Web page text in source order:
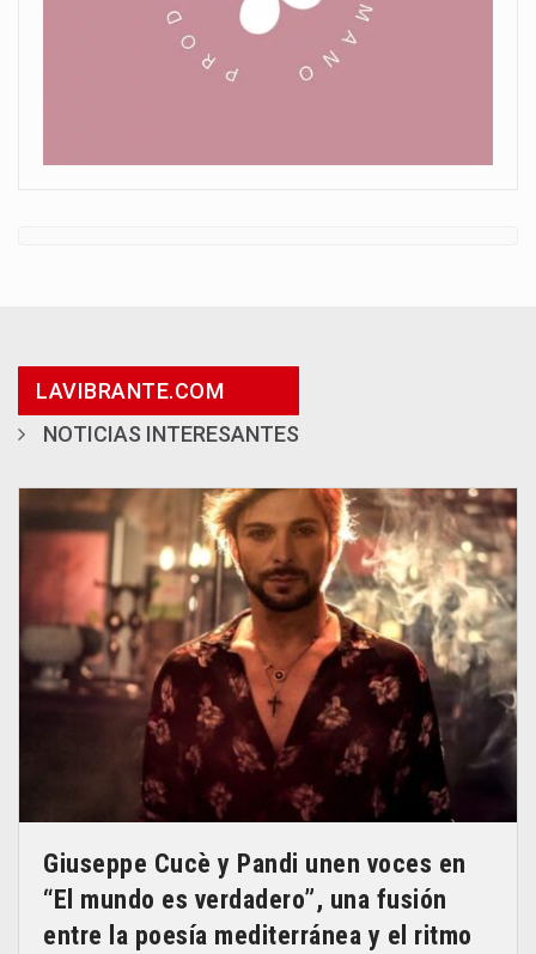
LAVIBRANTE.COM
NOTICIAS INTERESANTES
Giuseppe Cucè y Pandi unen voces en
“El mundo es verdadero”, una fusión
entre la poesía mediterránea y el ritmo